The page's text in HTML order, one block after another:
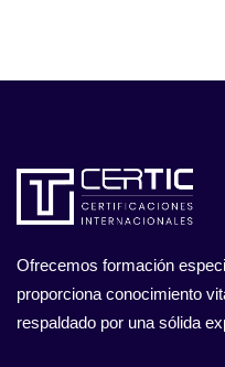
Ofrecemos formación
proporciona conocimiento
respaldado por una sólida